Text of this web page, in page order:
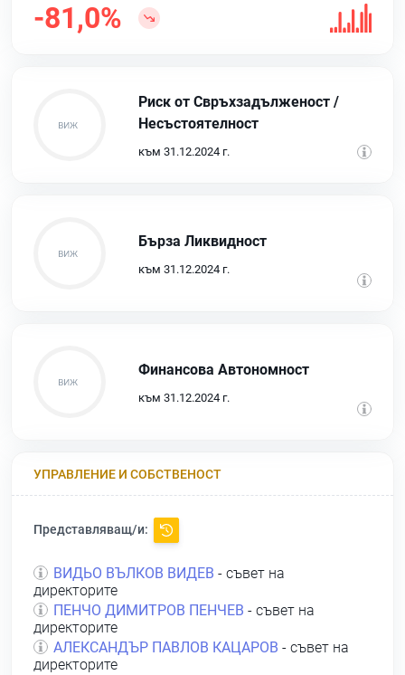
-81,0%
Риск от Свръхзадълженост /
Несъстоятелност
към 31.12.2024 г.
Бърза Ликвидност
към 31.12.2024 г.
Финансова Автономност
към 31.12.2024 г.
УПРАВЛЕНИЕ И СОБСТВЕНОСТ
Представляващ/и:
ВИДЬО ВЪЛКОВ ВИДЕВ - съвет на
директорите
ПЕНЧО ДИМИТРОВ ПЕНЧЕВ - съвет на
директорите
АЛЕКСАНДЪР ПАВЛОВ КАЦАРОВ - съвет на
директорите